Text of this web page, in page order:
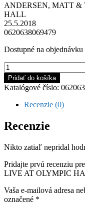
ANDERSEN, MATT &
HALL
25.5.2018
0620638069479
Dostupné na objednávku
množstvo
ANDERSEN,
MATT
&
THE
MELL
-
LIVE
OLYMPIC
Pridať do košíka
Katalógové číslo:
Recenzie (0)
Recenzie
Nikto zatiaľ nepridal
Pridajte prvú recenziu
LIVE AT OLYMPIC
Vaša e-mailová adresa
označené *